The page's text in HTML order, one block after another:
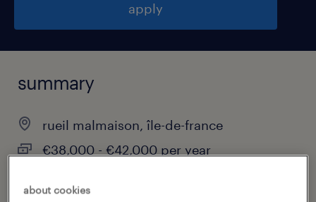
apply
summary
rueil malmaison, île-de-france
€38,000 - €42,000 per year
about cookies